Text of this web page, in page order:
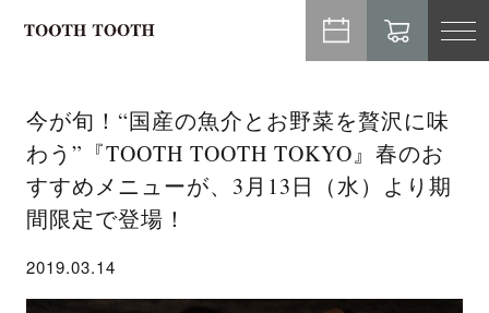
今が旬！“国産の魚介とお野菜を贅沢に味
わう”『TOOTH TOOTH TOKYO』春のお
すすめメニューが、3月13日（水）より期
間限定で登場！
2019.03.14